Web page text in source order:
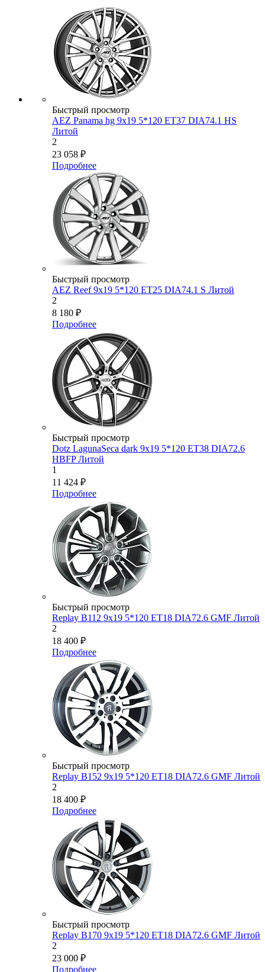
Быстрый просмотр
AEZ Panama hg 9x19 5*120 ET37 DIA74.1 HS
Литой
2
23 058 ₽
Подробнее
Быстрый просмотр
AEZ Reef 9x19 5*120 ET25 DIA74.1 S Литой
2
8 180 ₽
Подробнее
Быстрый просмотр
Dotz LagunaSeca dark 9x19 5*120 ET38 DIA72.6
HBFP Литой
1
11 424 ₽
Подробнее
Быстрый просмотр
Replay B112 9x19 5*120 ET18 DIA72.6 GMF Литой
2
18 400 ₽
Подробнее
Быстрый просмотр
Replay B152 9x19 5*120 ET18 DIA72.6 GMF Литой
2
18 400 ₽
Подробнее
Быстрый просмотр
Replay B170 9x19 5*120 ET18 DIA72.6 GMF Литой
2
23 000 ₽
Подробнее